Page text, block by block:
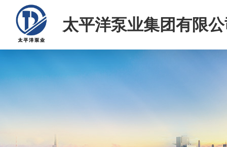
太平洋泵业集团有限